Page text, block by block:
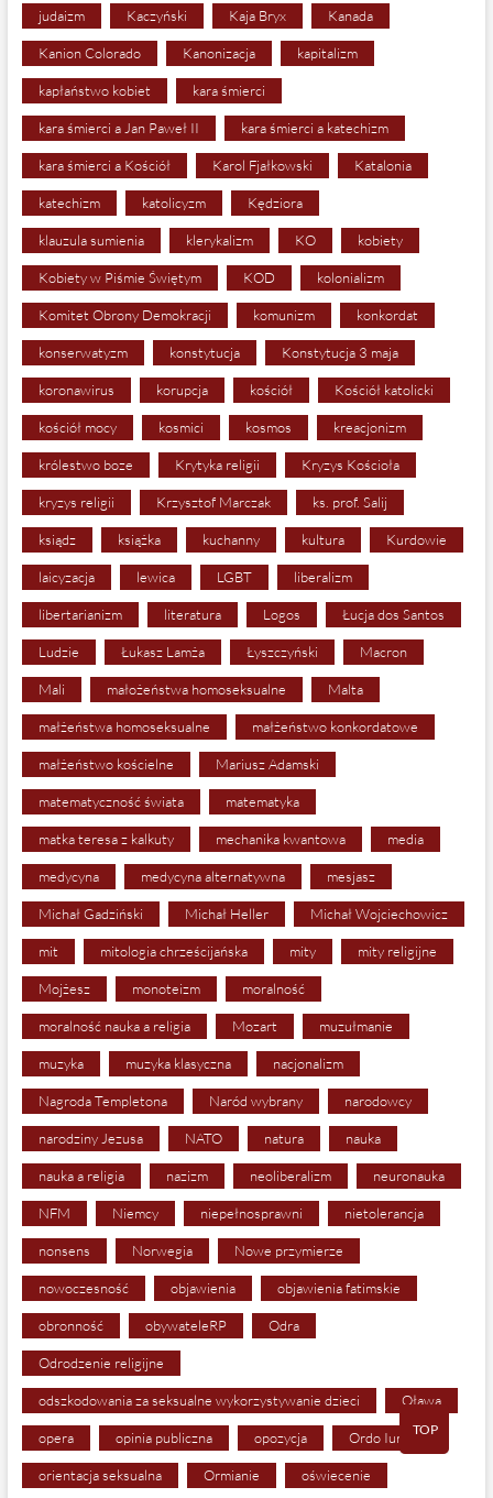
judaizm Kaczyński Kaja Bryx Kanada
Kanion Colorado Kanonizacja kapitalizm
kapłaństwo kobiet kara śmierci
kara śmierci a Jan Paweł II kara śmierci a katechizm
kara śmierci a Kościół Karol Fjałkowski Katalonia
katechizm katolicyzm Kędziora
klauzula sumienia klerykalizm KO kobiety
Kobiety w Piśmie Świętym KOD kolonializm
Komitet Obrony Demokracji komunizm konkordat
konserwatyzm konstytucja Konstytucja 3 maja
koronawirus korupcja kościół Kościół katolicki
kościół mocy kosmici kosmos kreacjonizm
królestwo boze Krytyka religii Kryzys Kościoła
kryzys religii Krzysztof Marczak ks. prof. Salij
ksiądz książka kuchanny kultura Kurdowie
laicyzacja lewica LGBT liberalizm
libertarianizm literatura Logos Łucja dos Santos
Ludzie Łukasz Lamża Łyszczyński Macron
Mali małożeństwa homoseksualne Malta
małżeństwa homoseksualne małżeństwo konkordatowe
małżeństwo kościelne Mariusz Adamski
matematyczność świata matematyka
matka teresa z kalkuty mechanika kwantowa media
medycyna medycyna alternatywna mesjasz
Michał Gadziński Michał Heller Michał Wojciechowicz
mit mitologia chrześcijańska mity mity religijne
Mojżesz monoteizm moralność
moralność nauka a religia Mozart muzułmanie
muzyka muzyka klasyczna nacjonalizm
Nagroda Templetona Naród wybrany narodowcy
narodziny Jezusa NATO natura nauka
nauka a religia nazizm neoliberalizm neuronauka
NFM Niemcy niepełnosprawni nietolerancja
nonsens Norwegia Nowe przymierze
nowoczesność objawienia objawienia fatimskie
obronność obywateleRP Odra
Odrodzenie religijne
odszkodowania za seksualne wykorzystywanie dzieci Oława
opera opinia publiczna opozycja Ordo Iuris
orientacja seksualna Ormianie oświecenie
TOP